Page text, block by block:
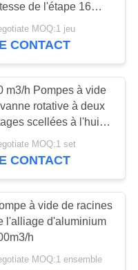
de l'étape 16
h de pompe à vide
de palette
MOQ:1 jeu
CONTACT
m3/h Pompes à vide
rotative à deux
scellées à l'huile
RAL 7047
MOQ:1 set
CONTACT
à vide de racines
l'alliage d'aluminium
h
MOQ:1 ensemble